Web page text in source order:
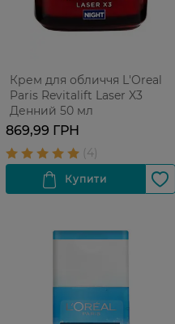
Крем для обличчя L'Oreal
Paris Revitalift Laser X3
Денний 50 мл
869,99 ГРН